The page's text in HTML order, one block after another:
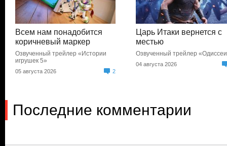
Всем нам понадобится
коричневый маркер
Озвученный трейлер «Истории
игрушек 5»
05 августа 2026 2
Царь Итаки вернется с
местью
Озвученный трейлер
04 августа 2026
Последние комментарии